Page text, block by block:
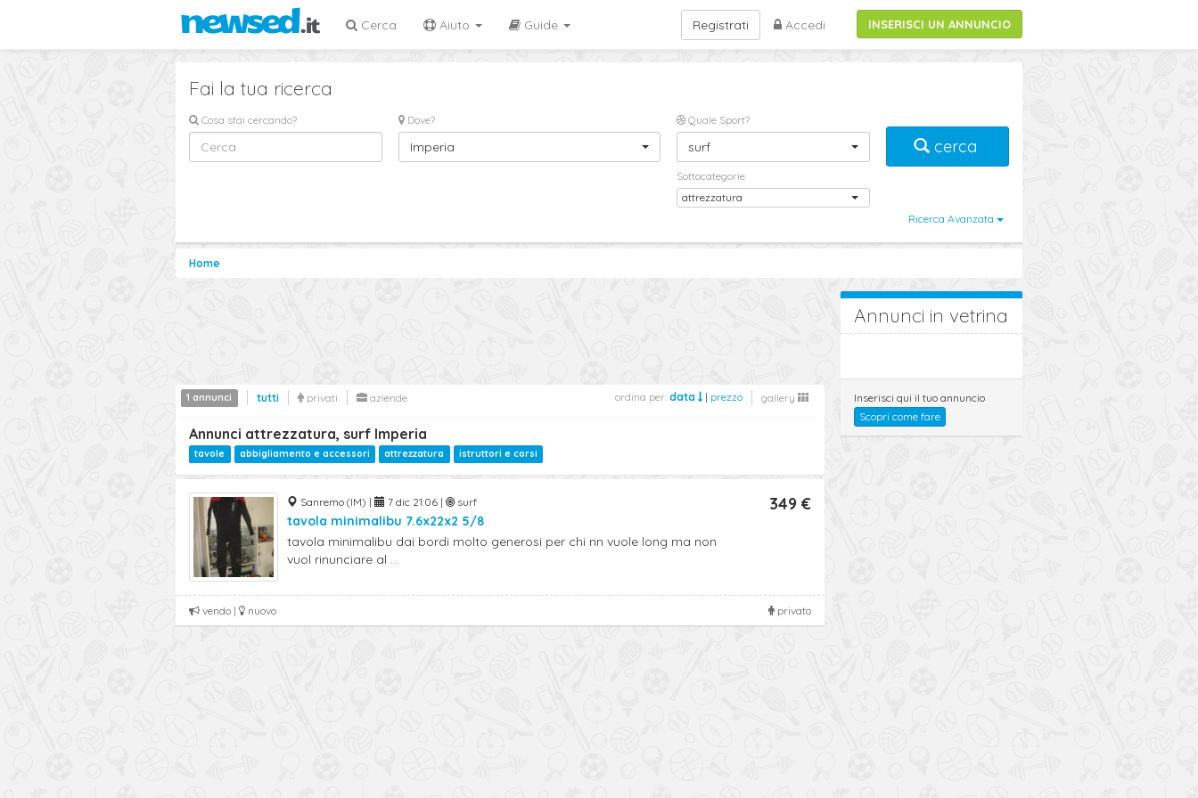
INSERISCI UN ANNUNCIO
Cerca Aiuto Guide Accedi
Registrati
Fai la tua ricerca
Cosa stai cercando? Dove?
Imperia
Quale Sport?
surf
Sottocategorie
attrezzatura
cerca
Ricerca Avanzata
Home
tutti privati aziende
1 annunci ordina per: data | prezzo gallery
Annunci attrezzatura, surf Imperia
tavole abbigliamento e accessori attrezzatura istruttori e corsi
Sanremo (IM) | 7 dic 21:06 | surf
tavola minimalibu 7.6x22x2 5/8
tavola minimalibu dai bordi molto generosi per chi nn vuole long ma non
vuol rinunciare al ...
349 €
privato
vendo | nuovo
Annunci in vetrina
Inserisci qui il tuo annuncio
Scopri come fare